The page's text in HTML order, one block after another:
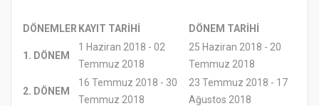
DÖNEMLER KAYIT TARİHİ DÖNEM TARİHİ
1. DÖNEM
1 Haziran 2018 - 02
Temmuz 2018
25 Haziran 2018 - 20
Temmuz 2018
2. DÖNEM
16 Temmuz 2018 - 30
Temmuz 2018
23 Temmuz 2018 - 17
Ağustos 2018